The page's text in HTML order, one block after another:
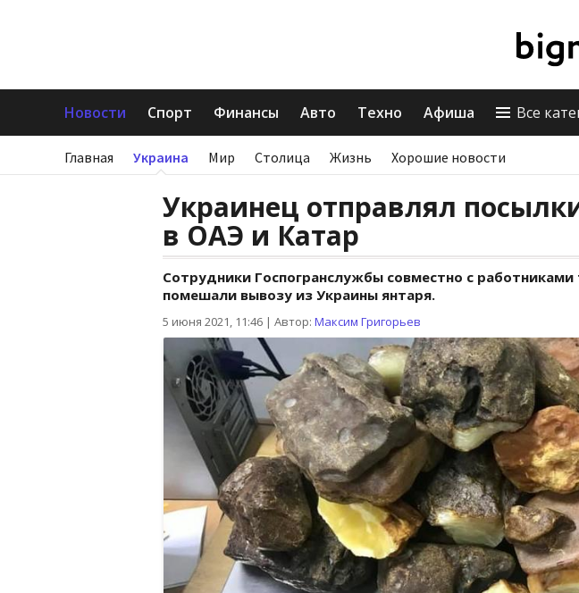
Новости Спорт Финансы Авто Техно Афиша Все
Главная Украина Мир Столица Жизнь Хорошие новости
Украинец отправлял
в ОАЭ и Катар
Сотрудники Госпогранслужбы совместно с
помешали вывозу из Украины янтаря.
5 июня 2021, 11:46 | Автор: Максим Григорьев